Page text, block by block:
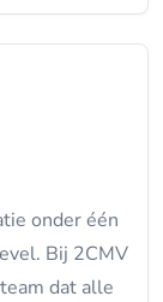
onder één
Bij 2CMV
dat alle